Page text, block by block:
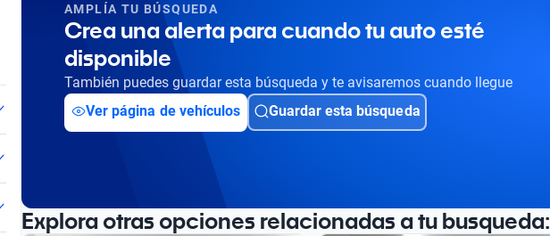
AMPLÍA TU BÚSQUEDA
Crea una alerta para cuando tu auto esté
disponible
También puedes guardar esta búsqueda y te avisaremos cuando llegue
Ver página de vehículos
Guardar esta búsqueda
Explora otras opciones relacionadas a tu busqueda: